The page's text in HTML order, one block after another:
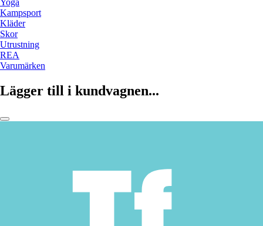
Yoga
Kampsport
Kläder
Skor
Utrustning
REA
Varumärken
Lägger till i kundvagnen...